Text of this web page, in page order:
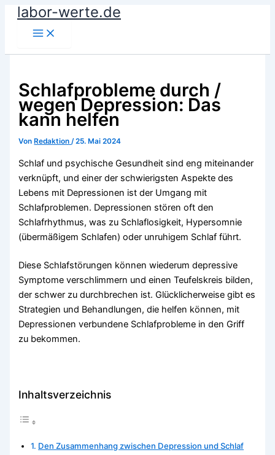
Zumlabor-werte.de
Schlafprobleme durch /
wegen Depression: Das
kann helfen
Von Redaktion/25. Mai 2024
Schlaf und psychische Gesundheit sind eng miteinander
verknüpft, und einer der schwierigsten Aspekte des
Lebens mit Depressionen ist der Umgang mit
Schlafproblemen. Depressionen stören oft den
Schlafrhythmus, was zu Schlaflosigkeit, Hypersomnie
(übermäßigem Schlafen) oder unruhigem Schlaf führt.
Diese Schlafstörungen können wiederum depressive
Symptome verschlimmern und einen Teufelskreis bilden,
der schwer zu durchbrechen ist. Glücklicherweise gibt es
Strategien und Behandlungen, die helfen können, mit
Depressionen verbundene Schlafprobleme in den Griff
zu bekommen.
Inhaltsverzeichnis
Den Zusammenhang zwischen Depression und Schlaf